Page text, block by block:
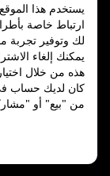
©
2026
Inc.
الخصوصية
يستخدم هذا
ارتباط خاصة
لك وتوفير
يمكنك إلغاء
هذه من خلال
كان لديك حساب في
من "بيع" أو